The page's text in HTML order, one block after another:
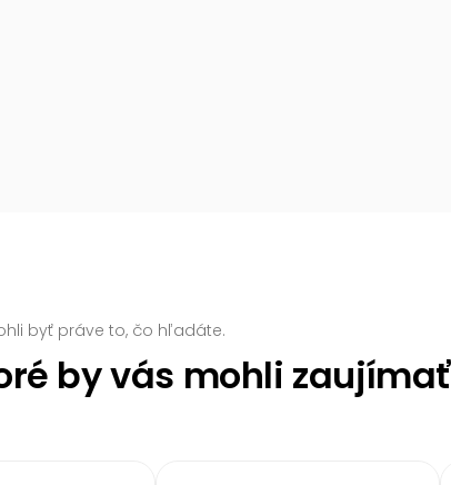
byť práve to, čo hľadáte.
by vás mohli zaujímať